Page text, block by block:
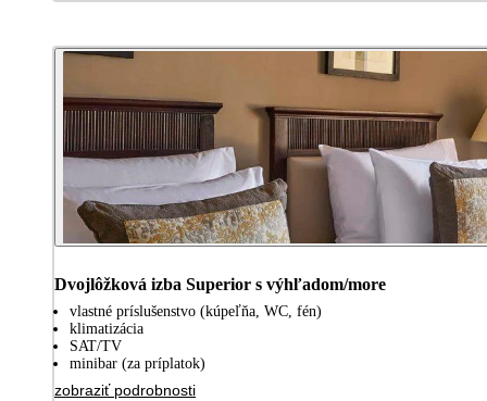
Dvojlôžková izba Superior s výhľadom/more
vlastné príslušenstvo (kúpeľňa, WC, fén)
klimatizácia
SAT/TV
minibar (za príplatok)
zobraziť podrobnosti